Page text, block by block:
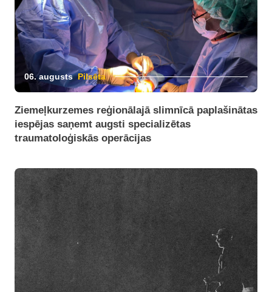
06. augusts Pilsēta
Ziemeļkurzemes reģionālajā slimnīcā paplašinātas
iespējas saņemt augsti specializētas
traumatoloģiskās operācijas